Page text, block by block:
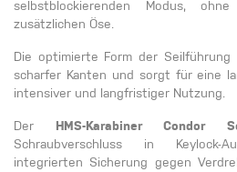
selbstblockierenden Modus,
zusätzlichen Öse.
Die optimierte Form der
scharfer Kanten und sorgt für eine
intensiver und langfristiger Nutzung.
Der HMS-Karabiner Condor
Schraubverschluss in Keylock-
integrierten Sicherung gegen